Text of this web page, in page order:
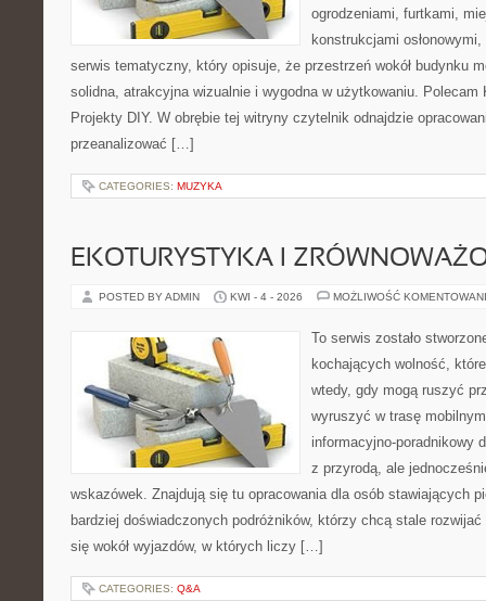
ogrodzeniami, furtkami,
konstrukcjami
serwis tematyczny, który opisuje, że przestrzeń wokół budynku
solidna, atrakcyjna wizualnie i wygodna w użytkowaniu. Polecam
Projekty DIY. W obrębie tej witryny czytelnik odnajdzie
przeanalizować […]
CATEGORIES: MUZYKA
EKOTURYSTYKA I
POSTED BY ADMIN KWI - 4 - 2026 MOŻLIWOŚĆ
To serwis zostało
kochających wolność,
wtedy, gdy mogą ruszyć
wyruszyć w trasę
informacyjno-poradnikowy
z przyrodą, ale
wskazówek. Znajdują się tu opracowania dla osób stawiających
bardziej doświadczonych podróżników, którzy chcą stale
się wokół wyjazdów, w których liczy […]
CATEGORIES: Q&A